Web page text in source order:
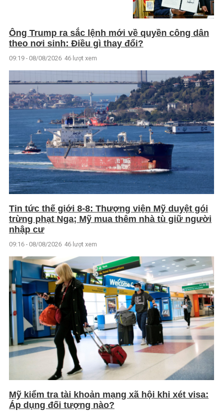
Ông Trump ra sắc lệnh mới về quyền công dân
theo nơi sinh: Điều gì thay đổi?
09:19 - 08/08/2026 46 lượt xem
Tin tức thế giới 8-8: Thượng viện Mỹ duyệt gói
trừng phạt Nga; Mỹ mua thêm nhà tù giữ người
nhập cư
09:16 - 08/08/2026 46 lượt xem
Mỹ kiểm tra tài khoản mạng xã hội khi xét visa:
Áp dụng đối tượng nào?